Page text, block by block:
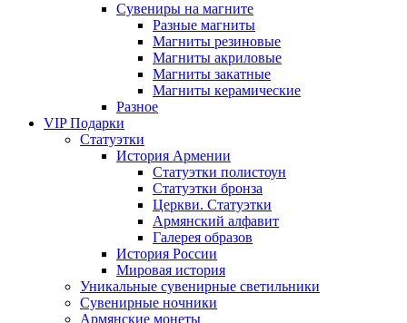
Сувениры на магните
Разные магниты
Магниты резиновые
Магниты акриловые
Магниты закатные
Магниты керамические
Разное
VIP Подарки
Статуэтки
История Армении
Статуэтки полистоун
Статуэтки бронза
Церкви. Статуэтки
Армянский алфавит
Галерея образов
История России
Мировая история
Уникальные сувенирные светильники
Сувенирные ночники
Армянские монеты